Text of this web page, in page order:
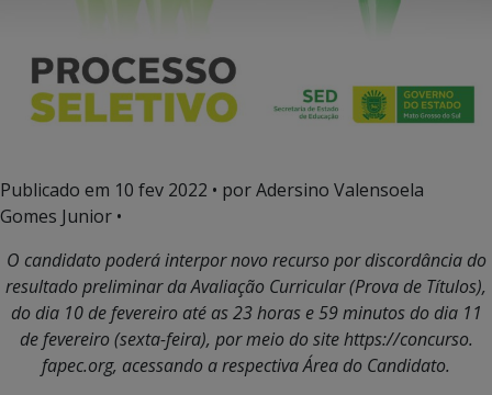
Publicado em 10 fev 2022 • por Adersino Valensoela
Gomes Junior •
O candidato poderá interpor novo recurso por discordância do
resultado preliminar da Avaliação Curricular (Prova de Títulos),
do dia 10 de fevereiro até as 23 horas e 59 minutos do dia 11
de fevereiro (sexta-feira), por meio do site https://concurso.
fapec.org, acessando a respectiva Área do Candidato.